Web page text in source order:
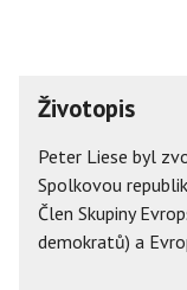
Životopis
Peter Liese byl
Spolkovou
Člen Skupiny
demokratů) a